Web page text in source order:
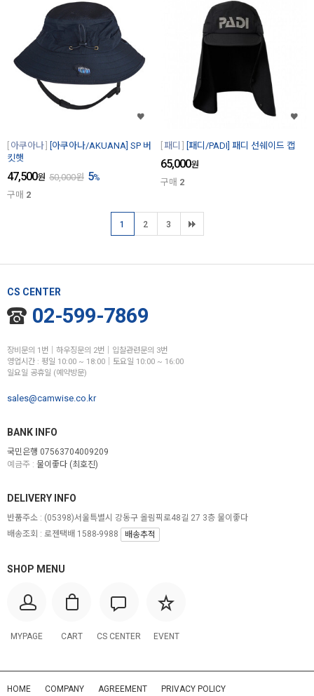
아쿠아나
[아쿠아나/AKUANA] SP 버
킷햇
47,500원 50,000원 5%
구매 2
패디 [패디/PADI] 패디 선쉐이드 캡
65,000원
구매 2
1 2 3
CS CENTER
02-599-7869
장비문의 1번│하우징문의 2번│입찰관련문의 3번
영업시간 : 평일 10:00 ~ 18:00│토요일 10:00 ~ 16:00
일요일 공휴일 (예약방문)
sales@camwise.co.kr
BANK INFO
국민은행 07563704009209
예금주 : 물이좋다 (최호진)
SHOP MENU
MYPAGE CART CS CENTER EVENT
DELIVERY INFO
반품주소 : (05398)서울특별시 강동구 올림픽로48길 27 3층 물이좋다
배송조회 : 로젠택배 1588-9988
배송추적
HOME COMPANY AGREEMENT PRIVACY POLICY